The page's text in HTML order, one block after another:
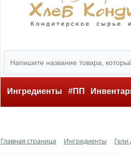
Ингредиенты #ПП
Главная страница Ингредиенты Гели